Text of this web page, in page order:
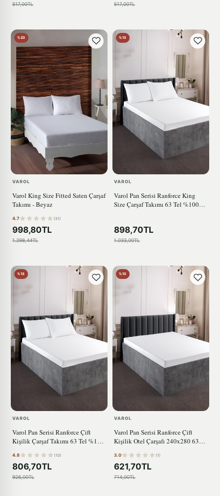
517,00TL 517,00TL
%23
VAROL
Varol King Size Fitted Saten Çarşaf
Takımı - Beyaz
4.7 (31)
998,80TL
1.298,44TL
%13
VAROL
Varol Pan Serisi Ranforce King
Size Çarşaf Takımı 63 Tel %100
898,70TL
1.033,00TL
%13
VAROL
Varol Pan Serisi Ranforce Çift
Kişilik Çarşaf Takımı 63 Tel %100
4.8 (10)
806,70TL
926,00TL
%13
VAROL
Varol Pan Serisi Ranforce Çift
Kişilik Otel Çarşafı 240x280 63
3.0 (1)
621,70TL
714,00TL